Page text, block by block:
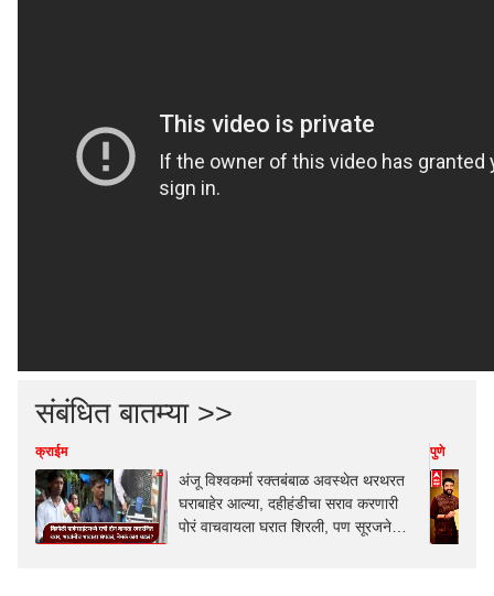
संबंधित बातम्या >>
क्राईम
अंजू विश्वकर्मा रक्तबंबाळ अवस्थेत थरथरत
घराबाहेर आल्या, दहीहंडीचा सराव करणारी
पोरं वाचवायला घरात शिरली, पण सूरजने
पुणे